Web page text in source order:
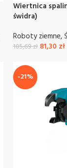
Wiertnica
świdra)
Roboty ziemne,
105,69zł 81,30 zł
-21%